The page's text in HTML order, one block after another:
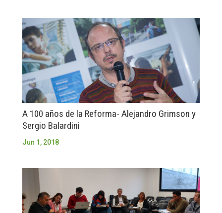
A 100 años de la Reforma- Alejandro Grimson y
Sergio Balardini
Jun 1, 2018